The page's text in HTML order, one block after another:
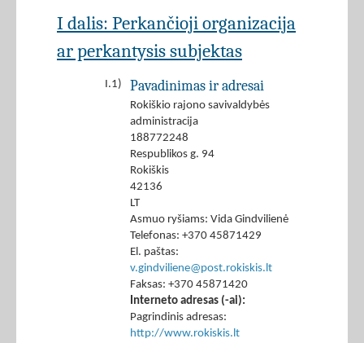
I dalis: Perkančioji organizacija
ar perkantysis subjektas
I.1) Pavadinimas ir adresai
Rokiškio rajono savivaldybės
administracija
188772248
Respublikos g. 94
Rokiškis
42136
LT
Asmuo ryšiams: Vida Gindvilienė
Telefonas: +370 45871429
El. paštas:
v.gindviliene@post.rokiskis.lt
Faksas: +370 45871420
Interneto adresas (-ai):
Pagrindinis adresas:
http://www.rokiskis.lt